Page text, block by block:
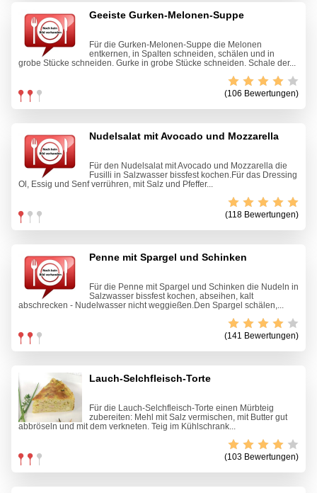
Geeiste Gurken-Melonen-Suppe
Für die Gurken-Melonen-Suppe die Melonen
entkernen, in Spalten schneiden, schälen und in
grobe Stücke schneiden. Gurke in grobe Stücke schneiden. Schale der...
(106 Bewertungen)
Nudelsalat mit Avocado und Mozzarella
Für den Nudelsalat mit Avocado und Mozzarella die
Fusilli in Salzwasser bissfest kochen.Für das Dressing
Öl, Essig und Senf verrühren, mit Salz und Pfeffer...
(118 Bewertungen)
Penne mit Spargel und Schinken
Für die Penne mit Spargel und Schinken die Nudeln in
Salzwasser bissfest kochen, abseihen, kalt
abschrecken - Nudelwasser nicht weggießen.Den Spargel schälen,...
(141 Bewertungen)
Lauch-Selchfleisch-Torte
Für die Lauch-Selchfleisch-Torte einen Mürbteig
zubereiten: Mehl mit Salz vermischen, mit Butter gut
abbröseln und mit dem verkneten. Teig im Kühlschrank...
(103 Bewertungen)